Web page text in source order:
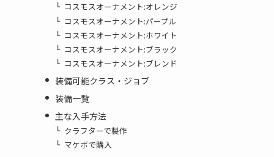
コスモスオーナメント:オレンジ
コスモスオーナメント:パープル
コスモスオーナメント:ホワイト
コスモスオーナメント:ブラック
コスモスオーナメント:ブレンド
装備可能クラス・ジョブ
装備一覧
主な入手方法
クラフターで製作
マケボで購入